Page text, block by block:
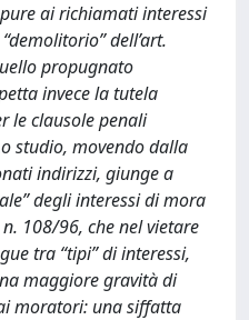
ai richiamati interessi
dell’art.
propugnato
invece la tutela
le clausole penali
studio, movendo dalla
indirizzi, giunge a
degli interessi di mora
108/96, che nel vietare
tra “tipi” di interessi,
maggiore gravità di
moratori: una siffatta